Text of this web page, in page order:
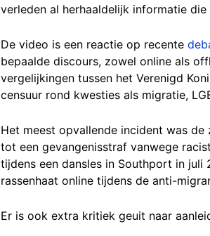
verleden al herhaaldelijk informatie
De video is een reactie op recente
bepaalde discours, zowel online als
vergelijkingen tussen het Verenigd
censuur rond kwesties als migratie,
Het meest opvallende incident was
tot een gevangenisstraf vanwege
tijdens een dansles in Southport in juli
rassenhaat online tijdens de anti-
Er is ook extra kritiek geuit naar